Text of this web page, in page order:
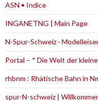
ASN • Indice
INGANETNG | Main Page
N-Spur-Schweiz ·
Portal – * Die Welt der
rhbnm : Rhätische Bahn in
spur-N-schweiz |